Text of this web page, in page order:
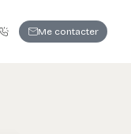
06 86 63 79 28
Me contacter